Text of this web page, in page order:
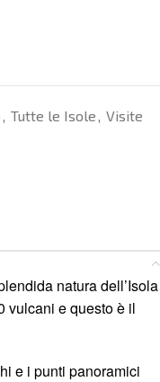
, Tutte le Isole, Visite
natura dell’Isola
vulcani e questo è il
e i punti panoramici